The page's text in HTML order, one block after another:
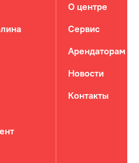
О центре
Сервис
Арендаторам
Новости
Контакты